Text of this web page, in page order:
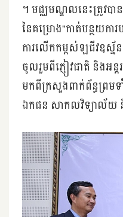
។ មជ្ឈ​មណ្ឌល​នេះ​ត្រូវ​ប
នៃ​គម្រោង​"​កាត់​បន្ថយ​កា
ការ​លើក​កម្ពស់​ឡជីវ​ឧស្ម័
ចូល​រួម​ពី​ភ្ញៀវជាតិ និង​អ
មក​ពី​ក្រសួង​ពាក់ព័ន្ធ​ព្រ
ឯកជន សាកល​វិទ្យាល័យ